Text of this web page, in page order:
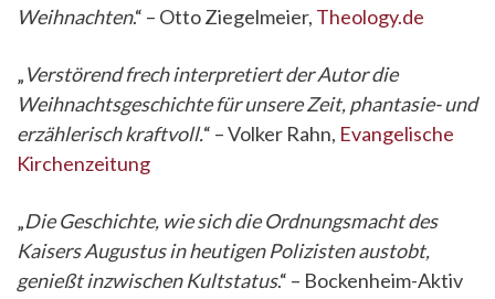
Weihnachten.“ – Otto Ziegelmeier, Theology.de
„Verstörend frech interpretiert der Autor die
Weihnachtsgeschichte für unsere Zeit, phantasie- und
erzählerisch kraftvoll.“ – Volker Rahn, Evangelische
Kirchenzeitung
„Die Geschichte, wie sich die Ordnungsmacht des
Kaisers Augustus in heutigen Polizisten austobt,
genießt inzwischen Kultstatus.“ – Bockenheim-Aktiv